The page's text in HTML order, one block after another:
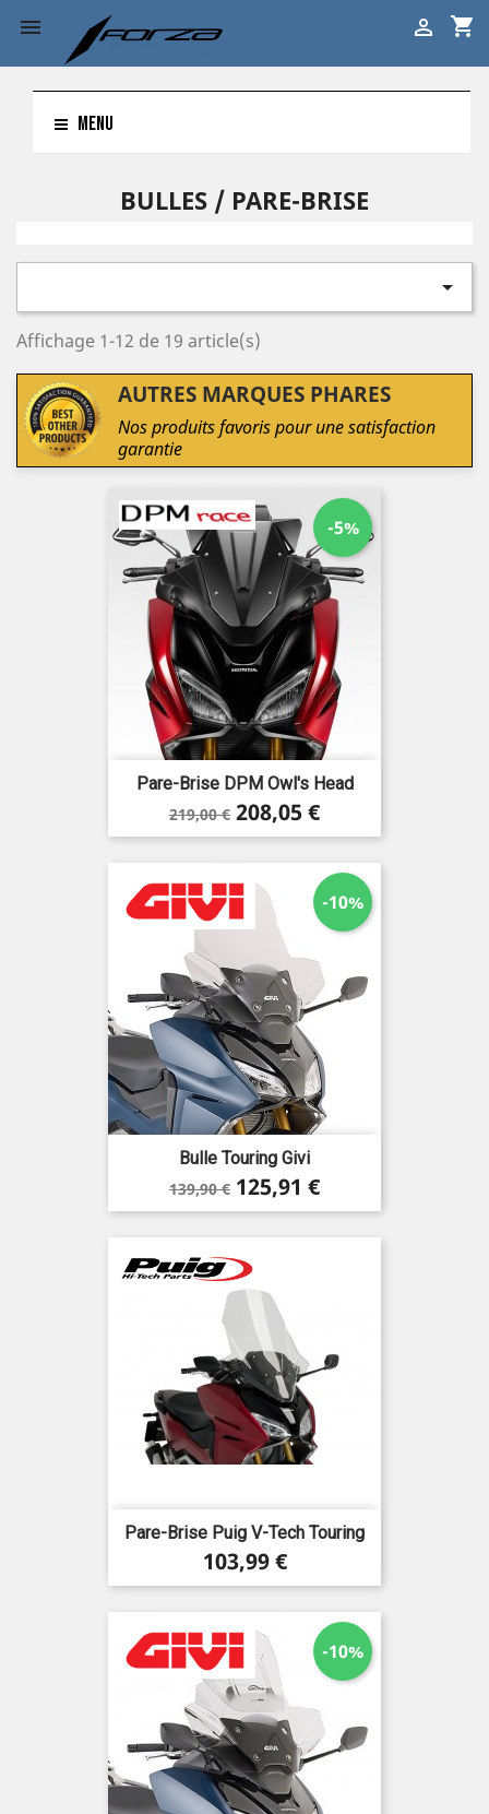
 shopping_cart

MENU
BULLES / PARE-BRISE

Affichage 1-12 de 19 article(s)
AUTRES MARQUES PHARES
Nos produits favoris pour une satisfaction
garantie
Pare-Brise DPM Owl's Head
Prix
de
219,00 € Prix
208,05 €
-5%
Bulle Touring Givi
Prix
de
139,90 € Prix
125,91 €
-10%
Pare-Brise Puig V-Tech Touring
Prix
103,99 €
-10%